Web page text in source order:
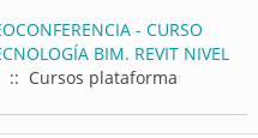
- CURSO
BIM. REVIT NIVEL
:: Cursos plataforma